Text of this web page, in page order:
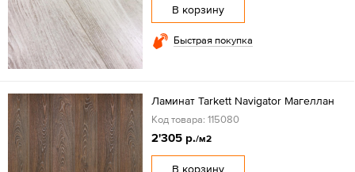
В корзину
Быстрая покупка
Ламинат Tarkett Navigator Mагеллан
Код товара: 115080
2'305 р./м2
В корзину